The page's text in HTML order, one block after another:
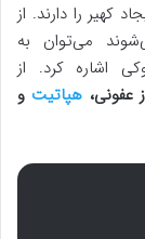
کهیر را دارند. از
می‌توان به
اشاره کرد. از
عفونی، هپاتیت و